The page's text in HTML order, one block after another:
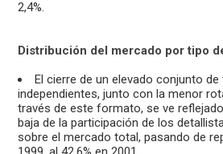
2,4%.
Distribución del mercado por tipo
El cierre de un elevado conjunto de
independientes, junto con la menor
través de este formato, se ve
baja de la participación de los
sobre el mercado total, pasando de